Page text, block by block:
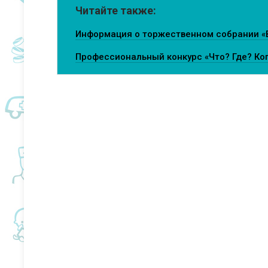
Читайте также:
Информация о торжественном собрании
Профессиональный конкурс «Что? Где?